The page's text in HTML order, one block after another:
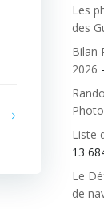
Les
des
Bilan
2026
Liste
13
Le
de